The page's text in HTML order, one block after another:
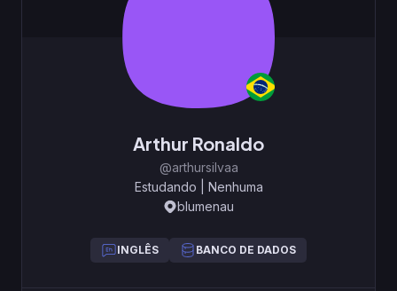
Arthur Ronaldo
@arthursilvaa
Estudando
Nenhuma
blumenau
INGLÊS BANCO DE DADOS